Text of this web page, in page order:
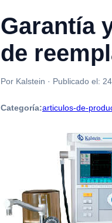
Garantía
de
Por Kalstein · Publicado el:
Categoría:articulos-de-